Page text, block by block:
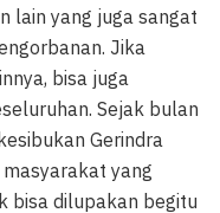
lain yang juga sangat
Jika
bisa juga
Sejak bulan
Gerindra
yang
bisa dilupakan begitu